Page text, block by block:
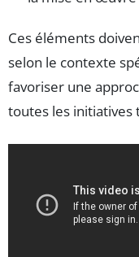
Ces éléments
selon le contexte
favoriser une
toutes les initiatives